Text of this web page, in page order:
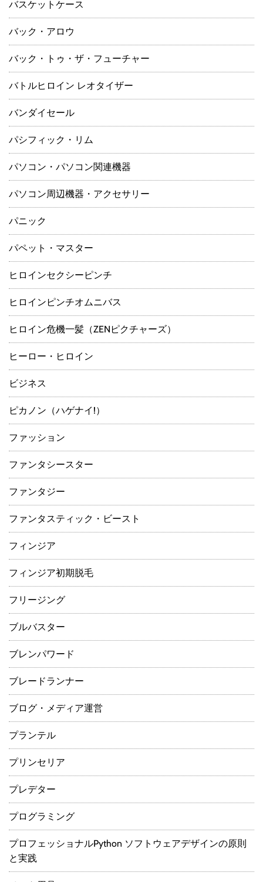
バスケットケース
バック・アロウ
バック・トゥ・ザ・フューチャー
バトルヒロイン レオタイザー
バンダイセール
パシフィック・リム
パソコン・パソコン関連機器
パソコン周辺機器・アクセサリー
パニック
パペット・マスター
ヒロインセクシーピンチ
ヒロインピンチオムニバス
ヒロイン危機一髪（ZENピクチャーズ）
ヒーロー・ヒロイン
ビジネス
ピカノン（ハゲナイ!）
ファッション
ファンタシースター
ファンタジー
ファンタスティック・ビースト
フィンジア
フィンジア初期脱毛
フリージング
ブルバスター
ブレンパワード
ブレードランナー
ブログ・メディア運営
プランテル
プリンセリア
プレデター
プログラミング
プロフェッショナルPython ソフトウェアデザインの原則
と実践